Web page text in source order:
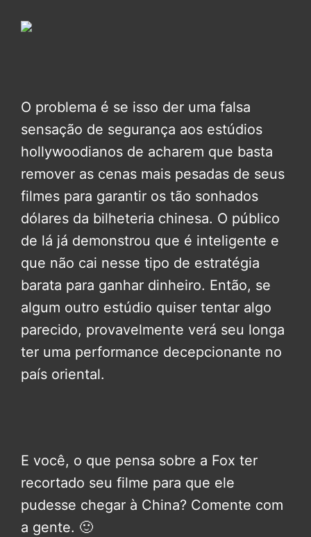
O problema é se isso der uma falsa
sensação de segurança aos estúdios
hollywoodianos de acharem que basta
remover as cenas mais pesadas de seus
filmes para garantir os tão sonhados
dólares da bilheteria chinesa. O público
de lá já demonstrou que é inteligente e
que não cai nesse tipo de estratégia
barata para ganhar dinheiro. Então, se
algum outro estúdio quiser tentar algo
parecido, provavelmente verá seu longa
ter uma performance decepcionante no
país oriental.
E você, o que pensa sobre a Fox ter
recortado seu filme para que ele
pudesse chegar à China? Comente com
a gente. 🙂